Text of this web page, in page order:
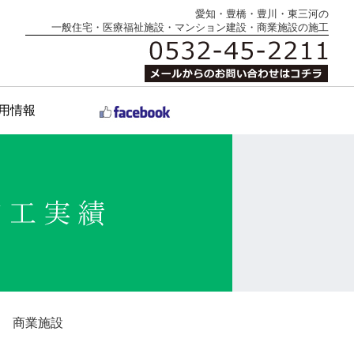
愛知・豊橋・豊川・東三河の
一般住宅・医療福祉施設・マンション建設・商業施設の施工
情報
商業施設